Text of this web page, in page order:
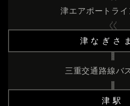
津エアポートライ
津なぎさ
三重交通路線バ
津駅